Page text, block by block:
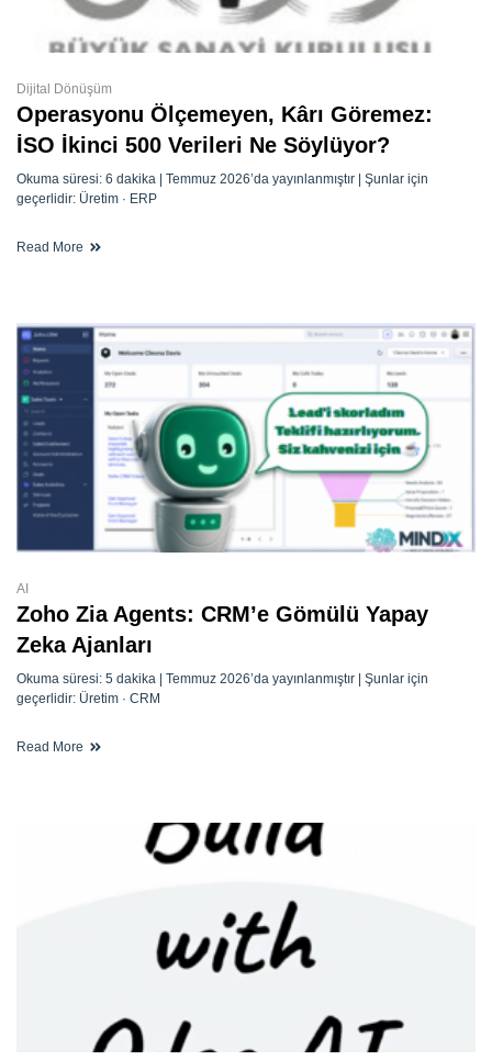
Dijital Dönüşüm
Operasyonu Ölçemeyen, Kârı Göremez:
İSO İkinci 500 Verileri Ne Söylüyor?
Okuma süresi: 6 dakika | Temmuz 2026’da yayınlanmıştır | Şunlar için
geçerlidir: Üretim · ERP
Read More
AI
Zoho Zia Agents: CRM’e Gömülü Yapay
Zeka Ajanları
Okuma süresi: 5 dakika | Temmuz 2026’da yayınlanmıştır | Şunlar için
geçerlidir: Üretim · CRM
Read More